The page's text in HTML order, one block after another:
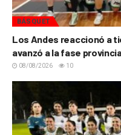
BÁSQUET
Los Andes reaccionó a
avanzó a la fase
08/08/2026 10